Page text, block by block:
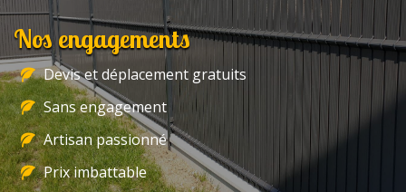
Nos engagements
Devis et déplacement gratuits
Sans engagement
Artisan passionné
Prix imbattable